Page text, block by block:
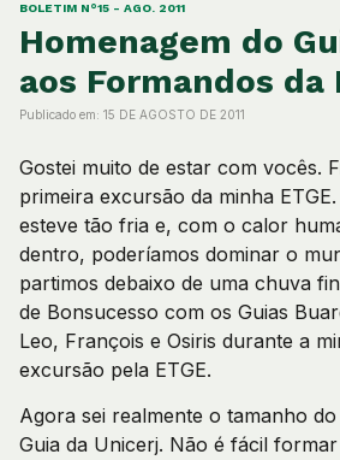
BOLETIM N°15 - AGO. 2011
Homenagem do
aos Formandos da
Publicado em: 15 DE AGOSTO DE 2011
Gostei muito de estar com vocês.
primeira excursão da minha
esteve tão fria e, com o calor
dentro, poderíamos dominar o
partimos debaixo de uma chuva
de Bonsucesso com os Guias
Leo, François e Osiris durante a
excursão pela ETGE.
Agora sei realmente o tamanho
Guia da Unicerj. Não é fácil